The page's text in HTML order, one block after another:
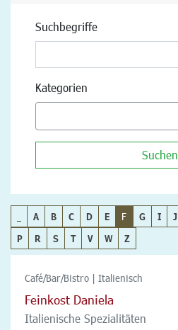
Suchbegriffe
Kategorien
Suchen
A B C D E F G I J
P
R S T V W Z
Café/Bar/Bistro | Italienisch
Feinkost Daniela
Italienische Spezialitäten